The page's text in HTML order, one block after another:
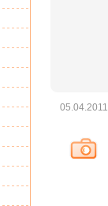
05.04.2011